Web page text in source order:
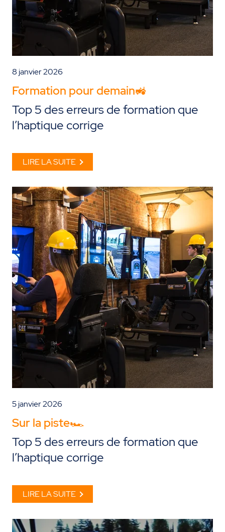
8 janvier 2026
Formation pour demain🚜
Top 5 des erreurs de formation que
l’haptique corrige
LIRE LA SUITE
5 janvier 2026
Sur la piste🏎️
Top 5 des erreurs de formation que
l’haptique corrige
LIRE LA SUITE